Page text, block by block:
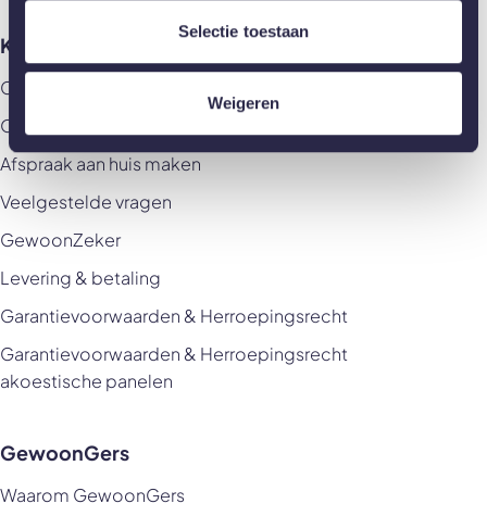
Selectie toestaan
Weigeren
Klantenservice
Contact
Offerte aanvragen
Afspraak aan huis maken
Veelgestelde vragen
GewoonZeker
Levering & betaling
Garantievoorwaarden & Herroepingsrecht
Garantievoorwaarden & Herroepingsrecht
akoestische panelen
GewoonGers
Waarom GewoonGers